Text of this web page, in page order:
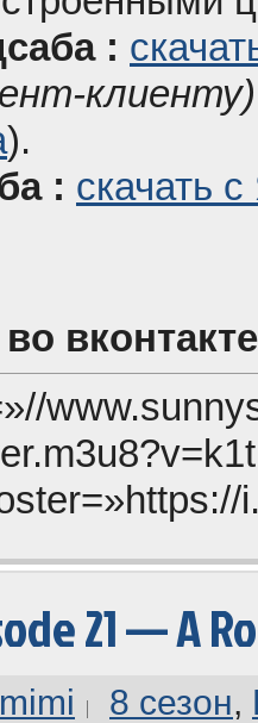
:
клиенту)
).
: скачать
21 — A
8 сезон,